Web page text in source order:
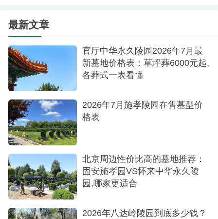
话。
最新文章
官厅中华永久陵园2026年7月最
新墓地价格表：草坪葬6000元起,
各葬式一表看懂
2026年7月施孝陵园在售墓型价
格表
北京周边性价比高的墓地推荐：
固安施孝园VS怀来中华永久陵
园,哪家更适合
2026年八达岭陵园到底多少钱？